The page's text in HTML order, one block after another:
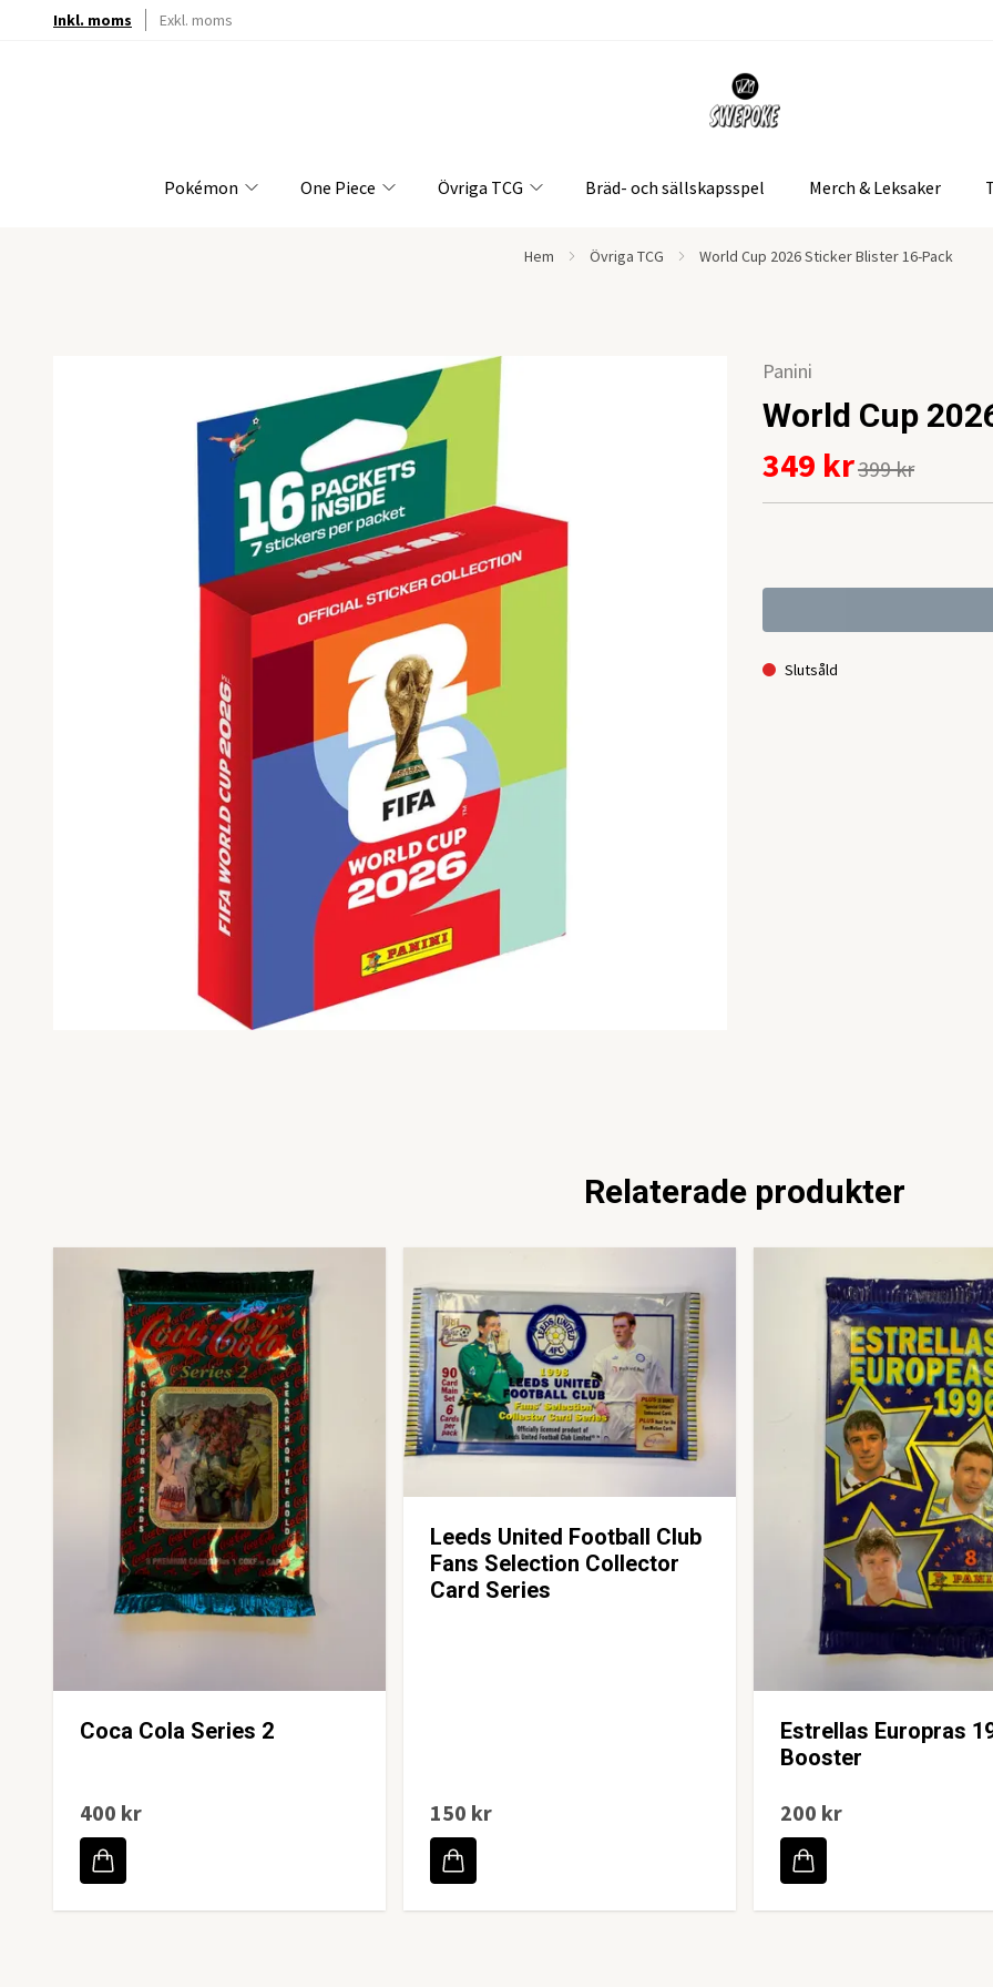
Inkl. moms Exkl. moms
Pokémon One Piece Övriga TCG Bräd- och sällskapsspel Merch & Leksaker
Hem Övriga TCG World Cup 2026 Sticker Blister 16-Pack
Panini
World Cup
349 kr399 kr
Slutsåld
Relaterade produkter
Coca Cola Series 2
400 kr
Leeds United Football Club
Fans Selection Collector
Card Series
150 kr
Estrellas Europras
Booster
200 kr